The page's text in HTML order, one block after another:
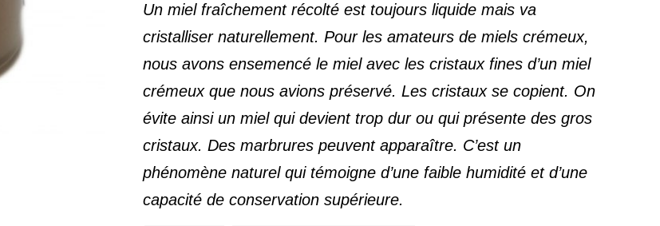
Un miel fraîchement récolté est toujours liquide mais va
cristalliser naturellement. Pour les amateurs de miels crémeux,
nous avons ensemencé le miel avec les cristaux fines d’un miel
crémeux que nous avions préservé. Les cristaux se copient. On
évite ainsi un miel qui devient trop dur ou qui présente des gros
cristaux. Des marbrures peuvent apparaître. C’est un
phénomène naturel qui témoigne d’une faible humidité et d’une
capacité de conservation supérieure.